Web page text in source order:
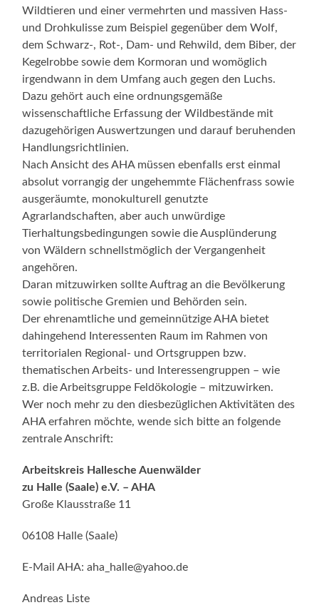
Wildtieren und einer vermehrten und massiven Hass-
und Drohkulisse zum Beispiel gegenüber dem Wolf,
dem Schwarz-, Rot-, Dam- und Rehwild, dem Biber, der
Kegelrobbe sowie dem Kormoran und womöglich
irgendwann in dem Umfang auch gegen den Luchs.
Dazu gehört auch eine ordnungsgemäße
wissenschaftliche Erfassung der Wildbestände mit
dazugehörigen Auswertzungen und darauf beruhenden
Handlungsrichtlinien.
Nach Ansicht des AHA müssen ebenfalls erst einmal
absolut vorrangig der ungehemmte Flächenfrass sowie
ausgeräumte, monokulturell genutzte
Agrarlandschaften, aber auch unwürdige
Tierhaltungsbedingungen sowie die Ausplünderung
von Wäldern schnellstmöglich der Vergangenheit
angehören.
Daran mitzuwirken sollte Auftrag an die Bevölkerung
sowie politische Gremien und Behörden sein.
Der ehrenamtliche und gemeinnützige AHA bietet
dahingehend Interessenten Raum im Rahmen von
territorialen Regional- und Ortsgruppen bzw.
thematischen Arbeits- und Interessengruppen – wie
z.B. die Arbeitsgruppe Feldökologie – mitzuwirken.
Wer noch mehr zu den diesbezüglichen Aktivitäten des
AHA erfahren möchte, wende sich bitte an folgende
zentrale Anschrift:
Arbeitskreis Hallesche Auenwälder
zu Halle (Saale) e.V. – AHA
Große Klausstraße 11
06108 Halle (Saale)
E-Mail AHA: aha_halle@yahoo.de
Andreas Liste